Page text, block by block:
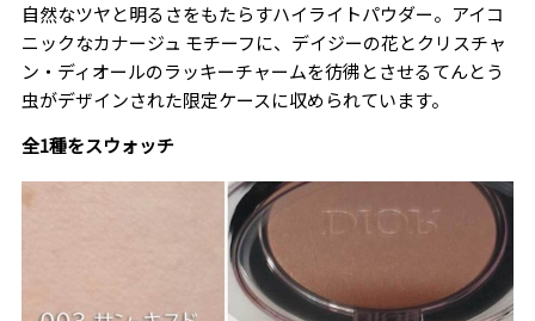
自然なツヤと明るさをもたらすハイライトパウダー。アイコ
ニックなカナージュ モチーフに、デイジーの花とクリスチャ
ン・ディオールのラッキーチャームを彷彿とさせるてんとう
虫がデザインされた限定ケースに収められています。
全1種をスウォッチ